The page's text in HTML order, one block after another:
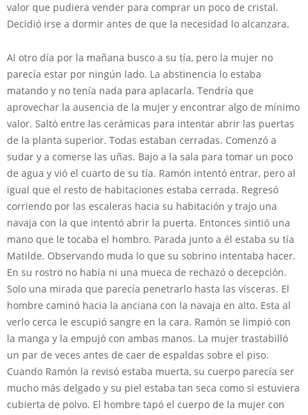
valor que pudiera vender para comprar un poco de cristal.
Decidió irse a dormir antes de que la necesidad lo alcanzara.
Al otro día por la mañana busco a su tía, pero la mujer no
parecía estar por ningún lado. La abstinencia lo estaba
matando y no tenía nada para aplacarla. Tendría que
aprovechar la ausencia de la mujer y encontrar algo de mínimo
valor. Saltó entre las cerámicas para intentar abrir las puertas
de la planta superior. Todas estaban cerradas. Comenzó a
sudar y a comerse las uñas. Bajo a la sala para tomar un poco
de agua y vió el cuarto de su tía. Ramón intentó entrar, pero al
igual que el resto de habitaciones estaba cerrada. Regresó
corriendo por las escaleras hacia su habitación y trajo una
navaja con la que intentó abrir la puerta. Entonces sintió una
mano que le tocaba el hombro. Parada junto a él estaba su tía
Matilde. Observando muda lo que su sobrino intentaba hacer.
En su rostro no había ni una mueca de rechazó o decepción.
Solo una mirada que parecía penetrarlo hasta las vísceras. El
hombre caminó hacia la anciana con la navaja en alto. Esta al
verlo cerca le escupió sangre en la cara. Ramón se limpió con
la manga y la empujó con ambas manos. La mujer trastabilló
un par de veces antes de caer de espaldas sobre el piso.
Cuando Ramón la revisó estaba muerta, su cuerpo parecía ser
mucho más delgado y su piel estaba tan seca como si estuviera
cubierta de polvo. El hombre tapó el cuerpo de la mujer con